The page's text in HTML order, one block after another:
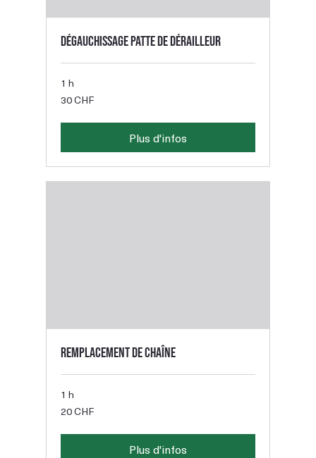
Dégauchissage patte de dérailleur
1 h
francs
30 CHF
Plus d'infos
Remplacement de chaîne
1 h
francs
20 CHF
Plus d'infos